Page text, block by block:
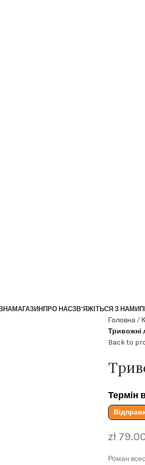
МАГАЗИН ПРО НАСЗВ’ЯЖІТЬСЯ З НАМИ
Головна
Тривожні
Back to
Термін
zł
Роман